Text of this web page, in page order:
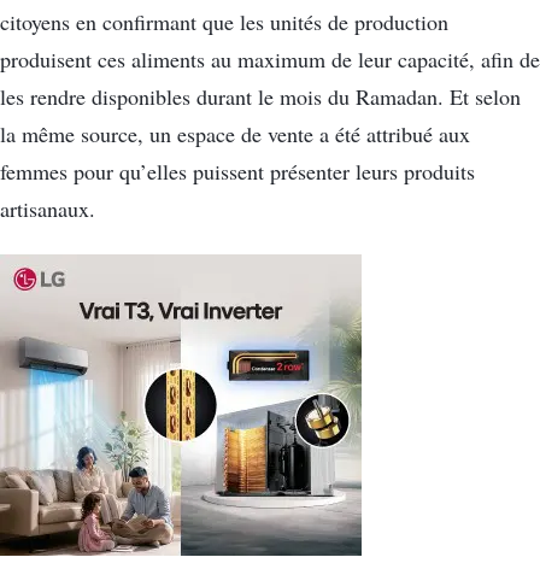
citoyens en confirmant que les unités de production
produisent ces aliments au maximum de leur capacité, afin de
les rendre disponibles durant le mois du Ramadan. Et selon
la même source, un espace de vente a été attribué aux
femmes pour qu’elles puissent présenter leurs produits
artisanaux.